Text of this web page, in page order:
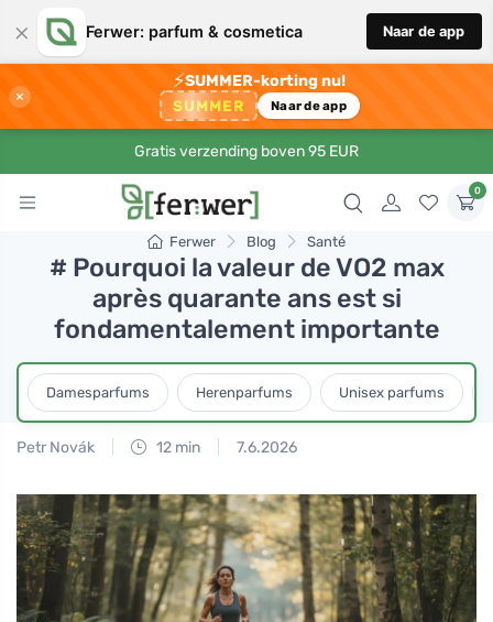
× Ferwer: parfum & cosmetica Naar de app
×
⚡SUMMER-korting nu!
SUMMER Naar de app
Gratis verzending boven 95 EUR
0
Ferwer Blog Santé
# Pourquoi la valeur de VO2 max
après quarante ans est si
fondamentalement importante
Damesparfums Herenparfums Unisex parfums
Petr Novák 12 min 7.6.2026